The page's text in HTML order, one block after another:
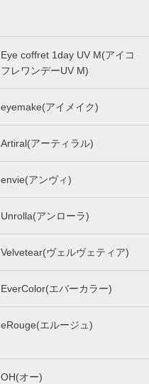
Eye coffret 1day UV M(アイコ
フレワンデーUV M)
eyemake(アイメイク)
Artiral(アーティラル)
envie(アンヴィ)
Unrolla(アンローラ)
Velvetear(ヴェルヴェティア)
EverColor(エバーカラー)
eRouge(エルージュ)
OH(オー)